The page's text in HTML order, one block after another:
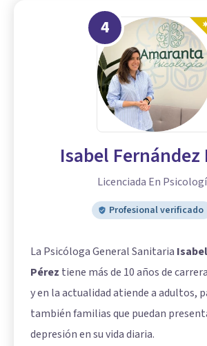
4
Isabel Fernández
Licenciada En
Profesional verificado
La Psicóloga General Sanitaria
Pérez tiene más de 10 años de
y en la actualidad atiende a adultos,
también familias que puedan
depresión en su vida diaria.